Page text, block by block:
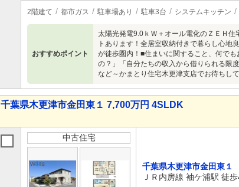
2階建て 都市ガス 駐車場あり 駐車3台 システムキッチン
おすすめポイント
太陽光発電9.0ｋＷ＋オール電化のＺＥＨ
トあります！全居室収納付きで暮らし心地
が徒歩圏内！■住まいに関すること、何で
の？」「自分たちの収入から借りられる限
など～かまとり住宅木更津支店でお待ちし
千葉県木更津市金田東１ 7,700万円 4SLDK
中古住宅
千葉県木更津市金田東１
ＪＲ内房線 袖ケ浦駅 徒